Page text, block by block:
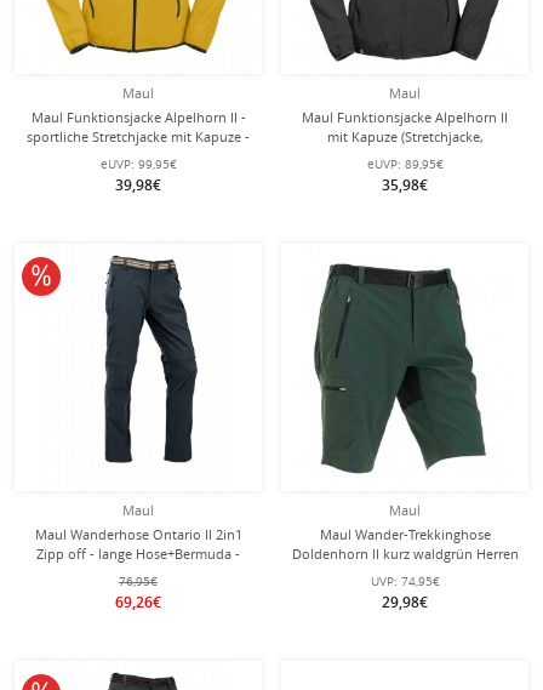
Maul
Maul Funktionsjacke Alpelhorn II -
sportliche Stretchjacke mit Kapuze -
gelb Herren - Übergröße -
eUVP: 99,95€
39,98€
Maul
Maul Funktionsjacke Alpelhorn II
mit Kapuze (Stretchjacke,
atmungsaktiv, wasserabweisend)
schwarz Herren
eUVP: 89,95€
35,98€
Maul
Maul Wanderhose Ontario II 2in1
Zipp off - lange Hose+Bermuda -
dunkelblau Herren
76,95€
69,26€
10% reduziert
Maul
Maul Wander-Trekkinghose
Doldenhorn II kurz waldgrün Herren
UVP: 74,95€
29,98€